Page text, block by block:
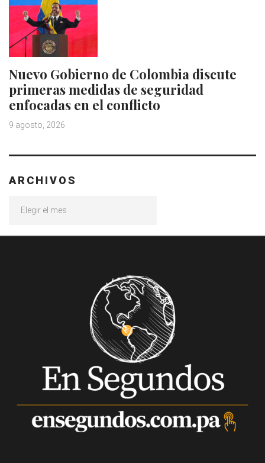
Nuevo Gobierno de Colombia discute
primeras medidas de seguridad
enfocadas en el conflicto
9 agosto, 2026
ARCHIVOS